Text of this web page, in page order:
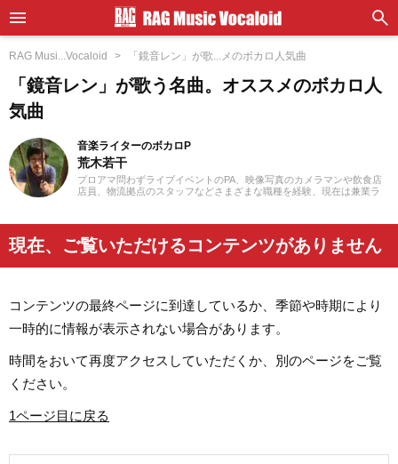
RAG Musi...Vocaloid 「鏡音レン」が歌...メのボカロ人気曲
「鏡音レン」が歌う名曲。オススメのボカロ人
気曲
音楽ライターのボカロP
荒木若干
プロアマ問わずライブイベントのPA、映像写真のカメラマンや飲食店
店員、物流拠点のスタッフなどさまざまな職種を経験、現在は兼業ラ
典ライナーノーツの執筆等に携わらせていただきました。音楽経験と
しては、中学からギターを始め、学生時代はバンド活動に注力。その
後15年以上、現在に至るまで、いちボカロPとしてオリジナル楽曲を発
現在、ご覧いただけるコンテンツがありません
コンテンツの最終ページに到達しているか、季節や時期により
一時的に情報が表示されない場合があります。
時間をおいて再度アクセスしていただくか、別のページをご覧
ください。
1ページ目に戻る